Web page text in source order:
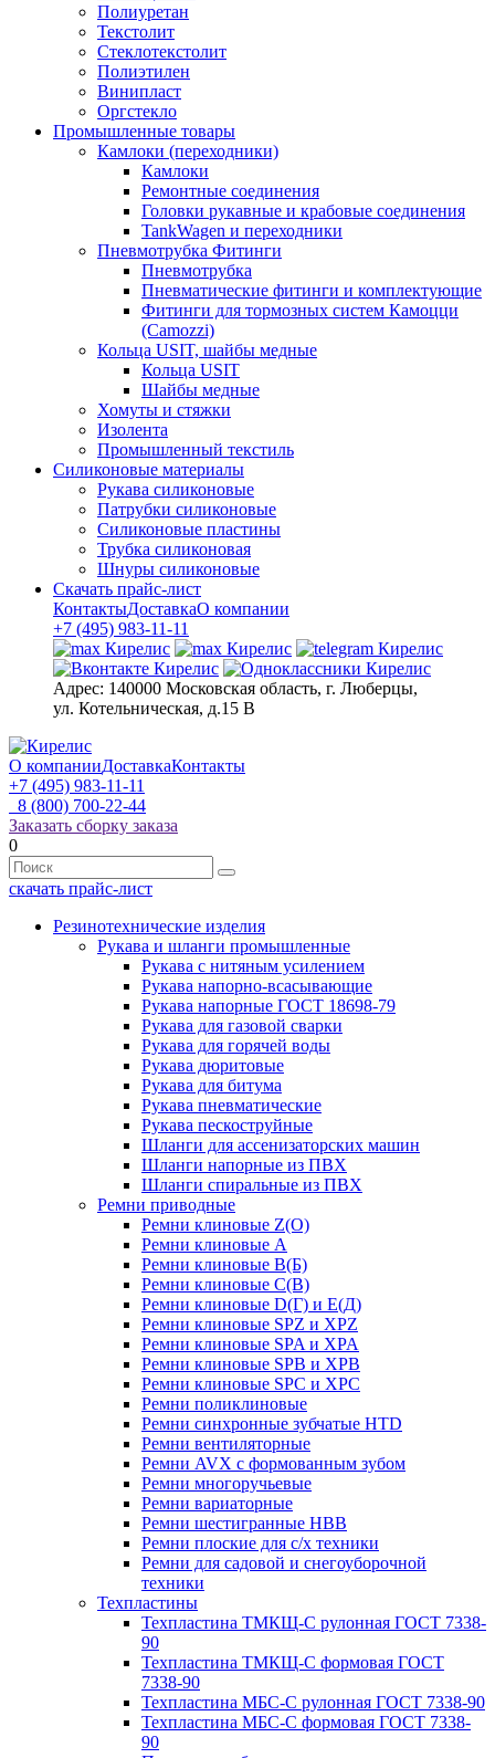
Полиуретан
Текстолит
Стеклотекстолит
Полиэтилен
Винипласт
Оргстекло
Промышленные товары
Камлоки (переходники)
Камлоки
Ремонтные соединения
Головки рукавные и крабовые соединения
TankWagen и переходники
Пневмотрубка Фитинги
Пневмотрубка
Пневматические фитинги и комплектующие
Фитинги для тормозных систем Камоцци
(Camozzi)
Кольца USIT, шайбы медные
Кольца USIT
Шайбы медные
Хомуты и стяжки
Изолента
Промышленный текстиль
Силиконовые материалы
Рукава силиконовые
Патрубки силиконовые
Силиконовые пластины
Трубка силиконовая
Шнуры силиконовые
Скачать прайс-лист
КонтактыДоставкаО компании
+7 (495) 983-11-11
Адрес: 140000 Московская область, г. Люберцы,
ул. Котельническая, д.15 В
О компанииДоставкаКонтакты
+7 (495) 983-11-11
8 (800) 700-22-44
Заказать сборку заказа
0
скачать прайс-лист
Резинотехнические изделия
Рукава и шланги промышленные
Рукава с нитяным усилением
Рукава напорно-всасывающие
Рукава напорные ГОСТ 18698-79
Рукава для газовой сварки
Рукава для горячей воды
Рукава дюритовые
Рукава для битума
Рукава пневматические
Рукава пескоструйные
Шланги для ассенизаторских машин
Шланги напорные из ПВХ
Шланги спиральные из ПВХ
Ремни приводные
Ремни клиновые Z(О)
Ремни клиновые А
Ремни клиновые В(Б)
Ремни клиновые С(В)
Ремни клиновые D(Г) и Е(Д)
Ремни клиновые SPZ и XPZ
Ремни клиновые SPA и XPA
Ремни клиновые SPB и XPB
Ремни клиновые SPC и XPC
Ремни поликлиновые
Ремни синхронные зубчатые HTD
Ремни вентиляторные
Ремни AVX с формованным зубом
Ремни многоручьевые
Ремни вариаторные
Ремни шестигранные HBB
Ремни плоские для с/х техники
Ремни для садовой и снегоуборочной
техники
Техпластины
Техпластина ТМКЩ-С рулонная ГОСТ 7338-
90
Техпластина ТМКЩ-С формовая ГОСТ
7338-90
Техпластина МБС-С рулонная ГОСТ 7338-90
Техпластина МБС-С формовая ГОСТ 7338-
90